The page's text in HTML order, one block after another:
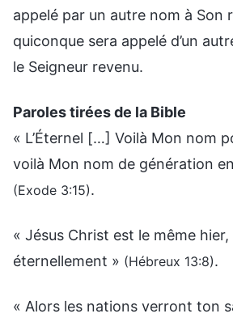
appelé par un autre nom à Son
quiconque sera appelé d’un
le Seigneur revenu.
Paroles tirées de la Bible
« L’Éternel […] Voilà Mon nom
voilà Mon nom de génération
(Exode 3:15).
« Jésus Christ est le même hier,
éternellement » (Hébreux 13:8).
« Alors les nations verront ton